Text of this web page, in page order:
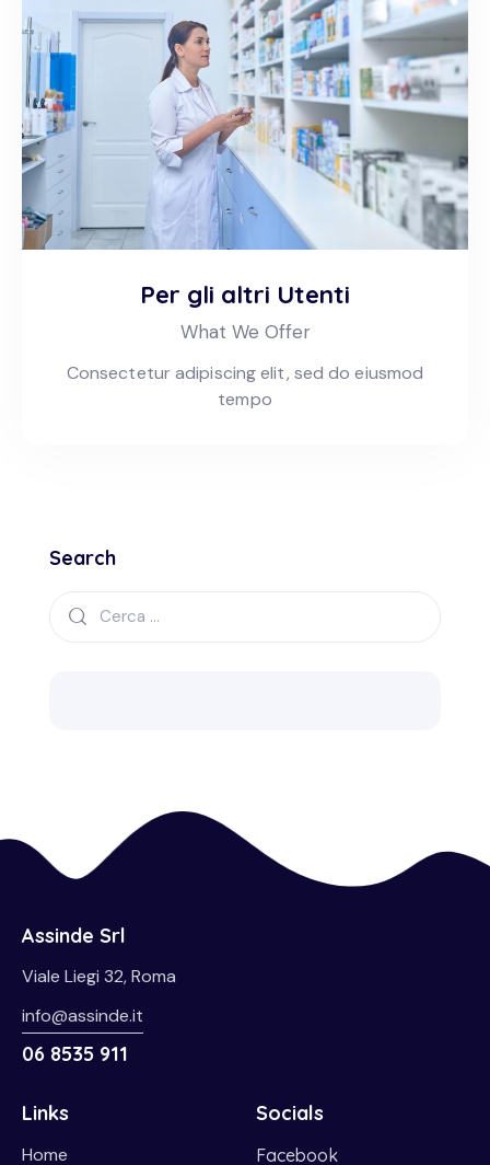
Per gli altri Utenti
What We Offer
Consectetur adipiscing elit, sed do eiusmod
tempo
Search
Assinde Srl
Viale Liegi 32, Roma
info@assinde.it
06 8535 911
Links
Home
Socials
Facebook